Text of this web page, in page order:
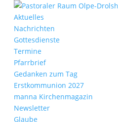
Aktu­elles
Nach­richten
Gottes­dienste
Termine
Pfarr­brief
Gedanken zum Tag
Erst­kom­mu­nion 2027
manna Kirchen­ma­gazin
News­letter
Glaube